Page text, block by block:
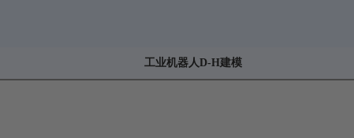
工业机器人D-H建模